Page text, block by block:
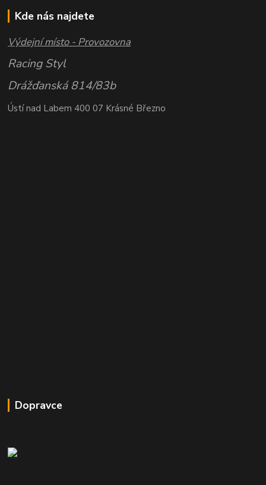
Kde nás najdete
Výdejní místo - Provozovna
Racing Styl
Drážďanská 814/83b
Ústí nad Labem 400 07 Krásné Březno
Dopravce